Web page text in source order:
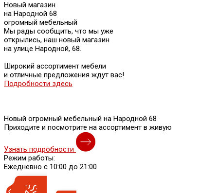
Новый магазин
на Народной 68
огромный мебельный
Мы рады сообщить, что мы уже
открылись, наш новый магазин
на улице Народной, 68.
Широкий ассортимент мебели
и отличные предложения ждут вас!
Подробности здесь
Новый огромный мебельный на Народной 68
Приходите и посмотрите на ассортимент в живую
Узнать подробности
Режим работы:
Ежедневно с 10:00 до 21:00